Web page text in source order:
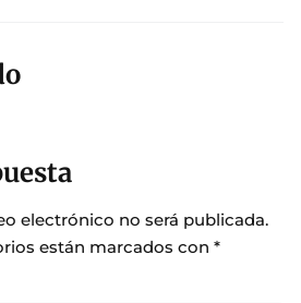
electrónico no será publicada.
están marcados con *